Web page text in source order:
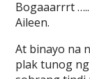
Bogaaarrrt
Aileen.
At binayo na
plak tunog